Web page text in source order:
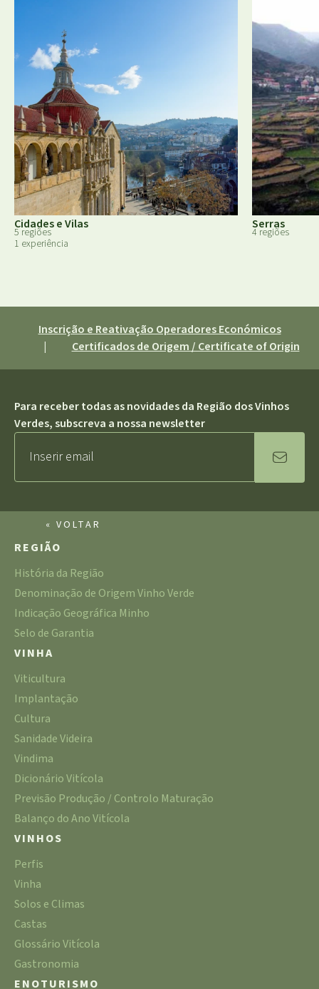
Cidades e Vilas
5 regiões
1 experiência
Serras
4 regiões
Inscrição e Reativação Operadores Económicos
|
Certificados de Origem / Certificate of Origin
Para receber todas as novidades da Região dos Vinhos
Verdes, subscreva a nossa newsletter
« VOLTAR
REGIÃO
História da Região
Denominação de Origem Vinho Verde
Indicação Geográfica Minho
Selo de Garantia
VINHA
Viticultura
Implantação
Cultura
Sanidade Videira
Vindima
Dicionário Vitícola
Previsão Produção / Controlo Maturação
Balanço do Ano Vitícola
VINHOS
Perfis
Vinha
Solos e Climas
Castas
Glossário Vitícola
Gastronomia
ENOTURISMO